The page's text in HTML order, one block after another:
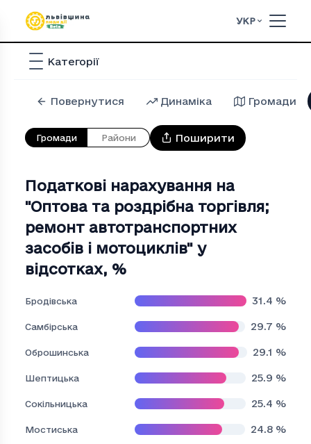
УКР
Категорії
Повернутися Динаміка Громади
Громади Райони Поширити
Податкові нарахування на
"Оптова та роздрiбна торгiвля;
ремонт автотранспортних
засобiв i мотоциклiв" у
відсотках, %
Бродівська 31.4 %
Самбірська 29.7 %
Оброшинська 29.1 %
Шептицька 25.9 %
Сокільницька 25.4 %
Мостиська 24.8 %